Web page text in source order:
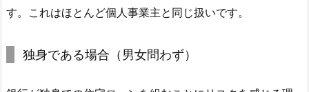
す。これはほとんど個人事業主と同じ扱いです。
独身である場合（男女問わず）